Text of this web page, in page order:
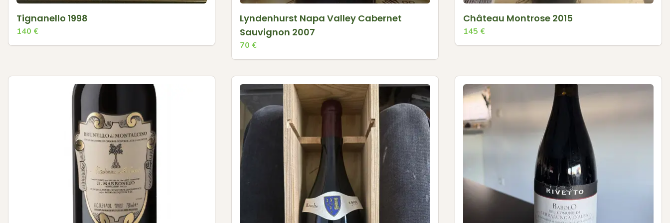
Tignanello 1998
140 €
Lyndenhurst Napa Valley Cabernet
Sauvignon 2007
70 €
Château Montrose 2015
145 €